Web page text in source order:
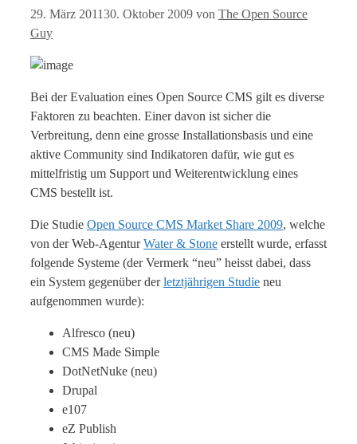
29. März 201130. Oktober 2009 von The Open Source
Guy
Bei der Evaluation eines Open Source CMS gilt es diverse
Faktoren zu beachten. Einer davon ist sicher die
Verbreitung, denn eine grosse Installationsbasis und eine
aktive Community sind Indikatoren dafür, wie gut es
mittelfristig um Support und Weiterentwicklung eines
CMS bestellt ist.
Die Studie Open Source CMS Market Share 2009, welche
von der Web-AgenturWater & Stone erstellt wurde, erfasst
folgende Systeme (der Vermerk “neu” heisst dabei, dass
ein System gegenüber derletztjährigen Studie neu
aufgenommen wurde):
Alfresco (neu)
CMS Made Simple
DotNetNuke (neu)
Drupal
e107
eZ Publish